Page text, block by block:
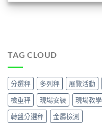
TAG CLOUD
分選秤 多列秤 展覽活動
檢重秤
現場安裝 現場教學
轉盤分選秤
金屬檢測